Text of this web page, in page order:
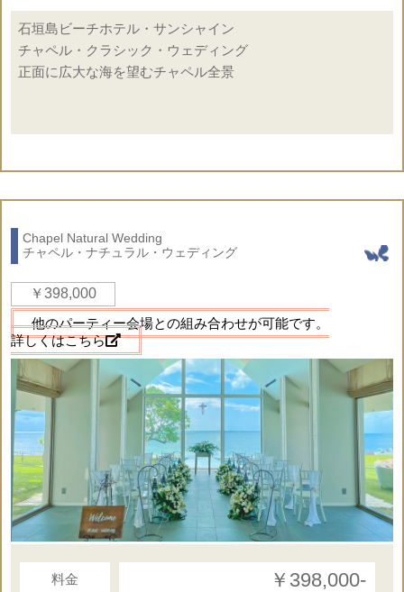
◇エイジングクロス（十字架）
◇アイルサイド・生花グリーンリーフ装飾
◇ティファニーチェア（各色選択可）
・ホワイト ・クリーム ・ブラウン
・ゴールド ・シルバー
◇チェア・サッシュ装飾
◇プリザーブドフラワーリングピロー
・グリーン ・ブルー ・ピンク
（レンタル）
◇ウェルカムボード
◇音楽演奏はサウンドシステムとなります
挙式基本パッケージ（神前式）
石垣島ビーチホテル・サンシャイン
チャペル・クラシック・ウェディング
正面に広大な海を望むチャペル全景
Chapel Natural Wedding
チャペル・ナチュラル・ウェディング
￥398,000
他のパーティー会場との組み合わせが可能です。
詳しくはこちら
料金 ￥398,000‐